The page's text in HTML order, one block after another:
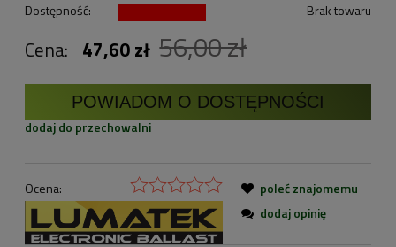
Dostępność: Brak towaru
Cena: 47,60 zł 56,00 zł
POWIADOM O DOSTĘPNOŚCI
dodaj do przechowalni
Ocena:
poleć znajomemu
dodaj opinię